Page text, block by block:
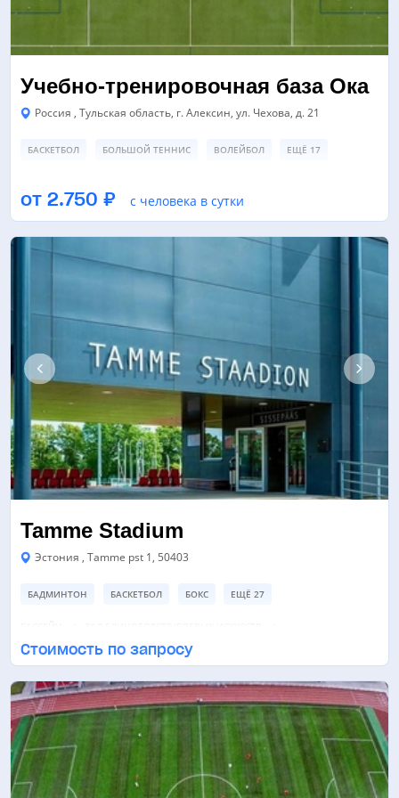
Учебно-тренировочная база Ока
Россия , Тульская область, г. Алексин, ул. Чехова, д. 21
БАСКЕТБОЛ БОЛЬШОЙ ТЕННИС ВОЛЕЙБОЛ ЕЩЁ 17
ЛЕДОВАЯ АРЕНА
ЕЩЁ 8
от 2.750 ₽ с человека в сутки
Tamme Stadium
Эстония , Tamme pst 1, 50403
БАДМИНТОН БАСКЕТБОЛ БОКС ЕЩЁ 27
ЗАЛ СПОРТИВНОЙ ГИМНАСТИКИ
ЕЩЁ 7
Стоимость по запросу